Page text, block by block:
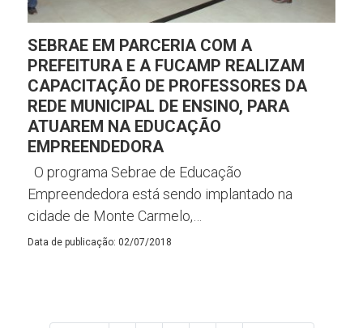
SEBRAE EM PARCERIA COM A
PREFEITURA E A FUCAMP REALIZAM
CAPACITAÇÃO DE PROFESSORES DA
REDE MUNICIPAL DE ENSINO, PARA
ATUAREM NA EDUCAÇÃO
EMPREENDEDORA
O programa Sebrae de Educação
Empreendedora está sendo implantado na
cidade de Monte Carmelo,…
Data de publicação: 02/07/2018